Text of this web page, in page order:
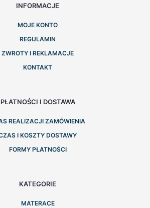
INFORMACJE
MOJE KONTO
REGULAMIN
ZWROTY I REKLAMACJE
KONTAKT
PŁATNOŚCI I DOSTAWA
REALIZACJI ZAMÓWIENIA
I KOSZTY DOSTAWY
FORMY PŁATNOŚCI
KATEGORIE
MATERACE